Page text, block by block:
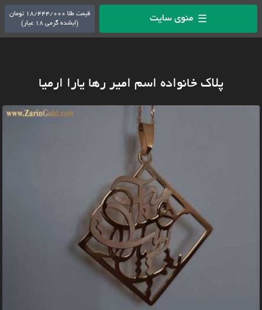
☰ منوی سایت
قیمت طلا 18/444/000 تومان
(ابشده گرمی 18 عیار)
پلاک خانواده اسم امیر رها یارا ارمیا